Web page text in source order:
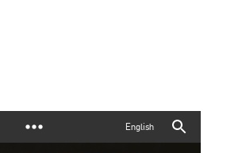
English